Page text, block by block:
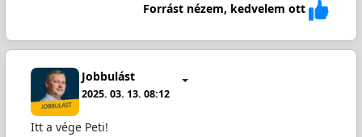
Forrást nézem, kedvelem ott
Jobbulást
2025. 03. 13. 08:12
Itt a vége Peti!